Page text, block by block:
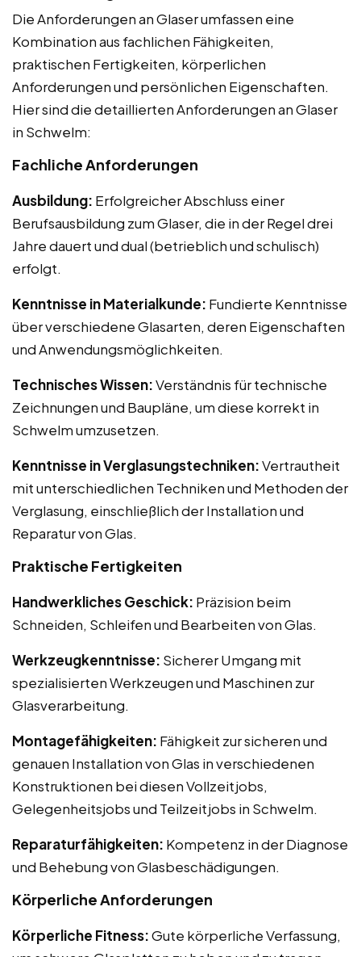
Die Anforderungen an Glaser umfassen eine
Kombination aus fachlichen Fähigkeiten,
praktischen Fertigkeiten, körperlichen
Anforderungen und persönlichen Eigenschaften.
Hier sind die detaillierten Anforderungen an Glaser
in Schwelm:
Fachliche Anforderungen
Ausbildung: Erfolgreicher Abschluss einer
Berufsausbildung zum Glaser, die in der Regel drei
Jahre dauert und dual (betrieblich und schulisch)
erfolgt.
Kenntnisse in Materialkunde: Fundierte Kenntnisse
über verschiedene Glasarten, deren Eigenschaften
und Anwendungsmöglichkeiten.
Technisches Wissen:Verständnis für technische
Zeichnungen und Baupläne, um diese korrekt in
Schwelm umzusetzen.
Kenntnisse in Verglasungstechniken:Vertrautheit
mit unterschiedlichen Techniken und Methoden der
Verglasung, einschließlich der Installation und
Reparatur von Glas.
Praktische Fertigkeiten
Handwerkliches Geschick: Präzision beim
Schneiden, Schleifen und Bearbeiten von Glas.
Werkzeugkenntnisse: Sicherer Umgang mit
spezialisierten Werkzeugen und Maschinen zur
Glasverarbeitung.
Montagefähigkeiten: Fähigkeit zur sicheren und
genauen Installation von Glas in verschiedenen
Konstruktionen bei diesen Vollzeitjobs,
Gelegenheitsjobs und Teilzeitjobs in Schwelm.
Reparaturfähigkeiten: Kompetenz in der Diagnose
und Behebung von Glasbeschädigungen.
Körperliche Anforderungen
Körperliche Fitness:Gute körperliche Verfassung,